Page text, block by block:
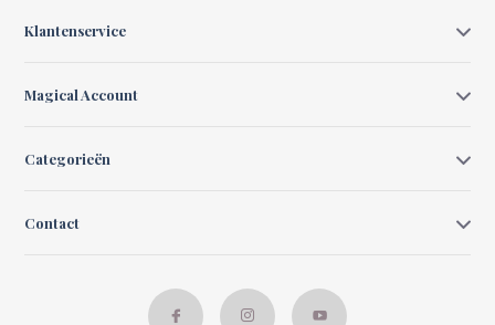
Klantenservice
Magical Account
Categorieën
Contact